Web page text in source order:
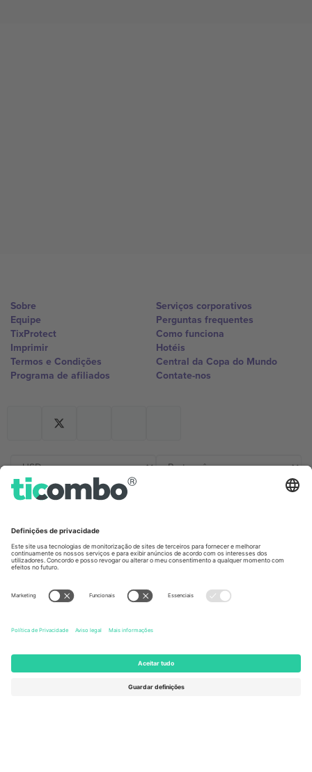
Sobre
Equipe
TixProtect
Imprimir
Termos e Condições
Programa de afiliados
Serviços corporativos
Perguntas frequentes
Como funciona
Hotéis
Central da Copa do Mundo
Contate-nos
Germany
Unter den Linden 24, 10117
United Kingdom
167 City Road, London, Greater
Kingdom
United States
Newark, Delaware 19713, United
States
Engelberg, Switzerland